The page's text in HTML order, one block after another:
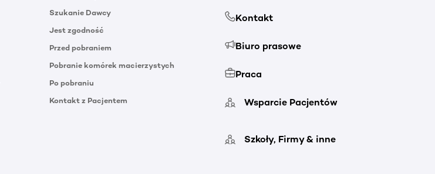
Szukanie Dawcy
Jest zgodność
Przed pobraniem
Pobranie komórek macierzystych
Po pobraniu
Kontakt z Pacjentem
Kontakt
Biuro prasowe
Praca
Wsparcie Pacjentów
Szkoły, Firmy & inne